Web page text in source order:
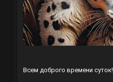
Всем доброго времени суток!